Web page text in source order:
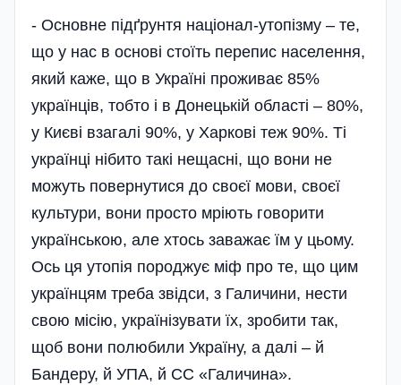
- Основне підґрунтя націонал-утопізму – те,
що у нас в основі стоїть перепис населення,
який каже, що в Україні проживає 85%
українців, тобто і в Донецькій області – 80%,
у Києві взагалі 90%, у Харкові теж 90%. Ті
українці нібито такі нещасні, що вони не
можуть повернутися до своєї мови, своєї
культури, вони просто мріють говорити
українською, але хтось заважає їм у цьому.
Ось ця утопія породжує міф про те, що цим
українцям треба звідси, з Галичини, нести
свою місію, українізувати їх, зробити так,
щоб вони полюбили Україну, а далі – й
Бандеру, й УПА, й СС «Галичина».